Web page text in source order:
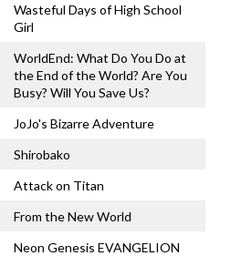
Wasteful Days of High School
Girl
WorldEnd: What Do You Do at
the End of the World? Are You
Busy? Will You Save Us?
JoJo's Bizarre Adventure
Shirobako
Attack on Titan
From the New World
Neon Genesis EVANGELION